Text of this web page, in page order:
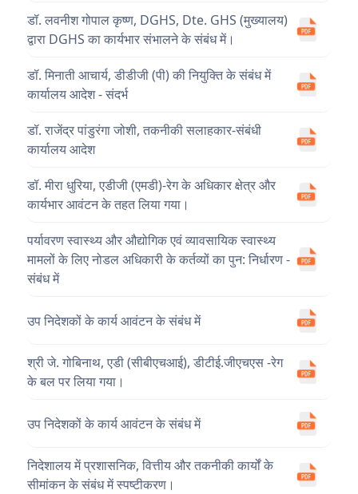
डॉ. लवनीश गोपाल कृष्ण, DGHS, Dte. GHS (मुख्यालय)
द्वारा DGHS का कार्यभार संभालने के संबंध में।
डॉ. मिनाती आचार्य, डीडीजी (पी) की नियुक्ति के संबंध में
कार्यालय आदेश - संदर्भ
डॉ. राजेंद्र पांडुरंगा जोशी, तकनीकी सलाहकार-संबंधी
कार्यालय आदेश
डॉ. मीरा धुरिया, एडीजी (एमडी)-रेग के अधिकार क्षेत्र और
कार्यभार आवंटन के तहत लिया गया।
पर्यावरण स्वास्थ्य और औद्योगिक एवं व्यावसायिक स्वास्थ्य
मामलों के लिए नोडल अधिकारी के कर्तव्यों का पुन: निर्धारण -
संबंध में
उप निदेशकों के कार्य आवंटन के संबंध में
श्री जे. गोबिनाथ, एडी (सीबीएचआई), डीटीई.जीएचएस -रेग
के बल पर लिया गया।
उप निदेशकों के कार्य आवंटन के संबंध में
निदेशालय में प्रशासनिक, वित्तीय और तकनीकी कार्यों के
सीमांकन के संबंध में स्पष्टीकरण।